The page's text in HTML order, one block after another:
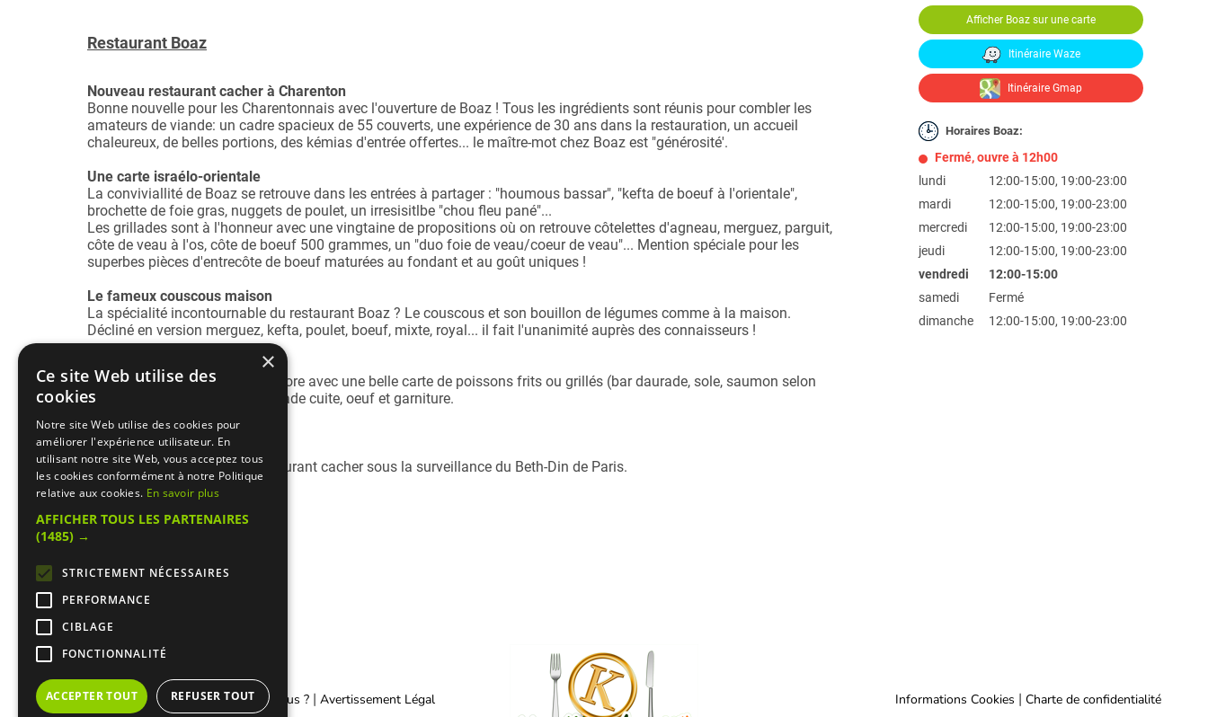
Afficher Boaz sur une carte
Itinéraire Waze
Itinéraire Gmap
Horaires Boaz:
Fermé, ouvre à 12h00
lundi
12:00-15:00, 19:00-23:00
mardi
12:00-15:00, 19:00-23:00
mercredi
12:00-15:00, 19:00-23:00
jeudi
12:00-15:00, 19:00-23:00
vendredi
12:00-15:00
samedi
Fermé
dimanche
12:00-15:00, 19:00-23:00
Restaurant Boaz
Nouveau restaurant cacher à Charenton
Bonne nouvelle pour les Charentonnais avec l'ouverture de Boaz ! Tous les ingrédients sont réunis pour combler les
amateurs de viande: un cadre spacieux de 55 couverts, une expérience de 30 ans dans la restauration, un accueil
chaleureux, de belles portions, des kémias d'entrée offertes... le maître-mot chez Boaz est "générosité'.
Une carte israélo-orientale
La conviviallité de Boaz se retrouve dans les entrées à partager : "houmous bassar", "kefta de boeuf à l'orientale",
brochette de foie gras, nuggets de poulet, un irresisitlbe "chou fleu pané"...
Les grillades sont à l'honneur avec une vingtaine de propositions où on retrouve côtelettes d'agneau, merguez, parguit,
côte de veau à l'os, côte de boeuf 500 grammes, un "duo foie de veau/coeur de veau"... Mention spéciale pour les
superbes pièces d'entrecôte de boeuf maturées au fondant et au goût uniques !
Le fameux couscous maison
La spécialité incontournable du restaurant Boaz ? Le couscous et son bouillon de légumes comme à la maison.
Décliné en version merguez, kefta, poulet, boeuf, mixte, royal... il fait l'unanimité auprès des connaisseurs !
Boaz complète son offre carnivore avec une belle carte de poissons frits ou grillés (bar daurade, sole, saumon selon
arrivage ) accompagnés de salade cuite, oeuf et garniture.
Restaurant climatisé
Le restaurant Boaz est un restaurant cacher sous la surveillance du Beth-Din de Paris.
Contacter Manger cacher|Qui sommes-nous ? | Avertissement Légal Informations Cookies | Charte de confidentialité
×
Ce site Web utilise des
cookies
Notre site Web utilise des cookies pour
améliorer l'expérience utilisateur. En
utilisant notre site Web, vous acceptez tous
les cookies conformément à notre Politique
relative aux cookies. En savoir plus
AFFICHER TOUS LES PARTENAIRES
(1485) →
STRICTEMENT NÉCESSAIRES
PERFORMANCE
CIBLAGE
FONCTIONNALITÉ
ACCEPTER TOUT REFUSER TOUT